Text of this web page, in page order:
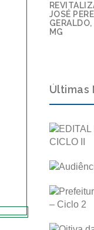
JOSÉ
MG
Últimas